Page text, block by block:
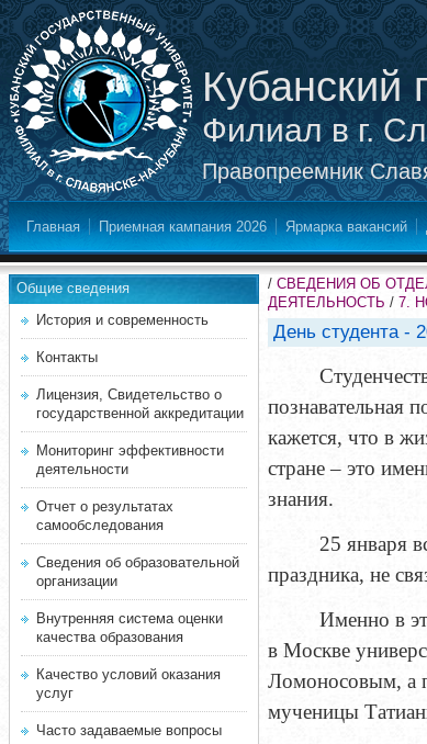
Кубанский
Филиал в г.
Правопреемник
Главная Приемная кампания 2026 Ярмарка вакансий
Общие сведения
История и современность
Контакты
Лицензия, Свидетельство о
государственной аккредитации
Мониторинг эффективности
деятельности
Отчет о результатах
самообследования
Сведения об образовательной
организации
Внутренняя система оценки
качества образования
Качество условий оказания
услуг
Часто задаваемые вопросы
/ СВЕДЕНИЯ ОБ
ДЕЯТЕЛЬНОСТЬ / 7.
День студента -
познавательная
кажется, что в
стране – это
знания.
25 января
праздника, не
Именно в
в Москве
Ломоносовым, а
мученицы